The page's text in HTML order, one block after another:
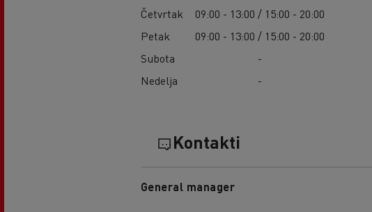
Četvrtak
09:00 - 13:00 / 15:00 - 20:00
Petak
09:00 - 13:00 / 15:00 - 20:00
Subota
-
Nedelja
-
Kontakti
General manager